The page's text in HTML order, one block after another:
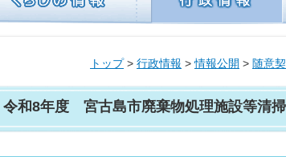
トップ> 行政情報 >情報公開 > 随意
令和8年度 宮古島市廃棄物処理施設等清